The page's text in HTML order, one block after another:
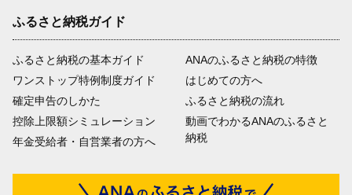
ふるさと納税ガイド
ふるさと納税の基本ガイド
ワンストップ特例制度ガイド
確定申告のしかた
控除上限額シミュレーション
年金受給者・自営業者の方へ
ANAのふるさと納税の特徴
はじめての方へ
ふるさと納税の流れ
動画でわかるANAのふるさと
納税